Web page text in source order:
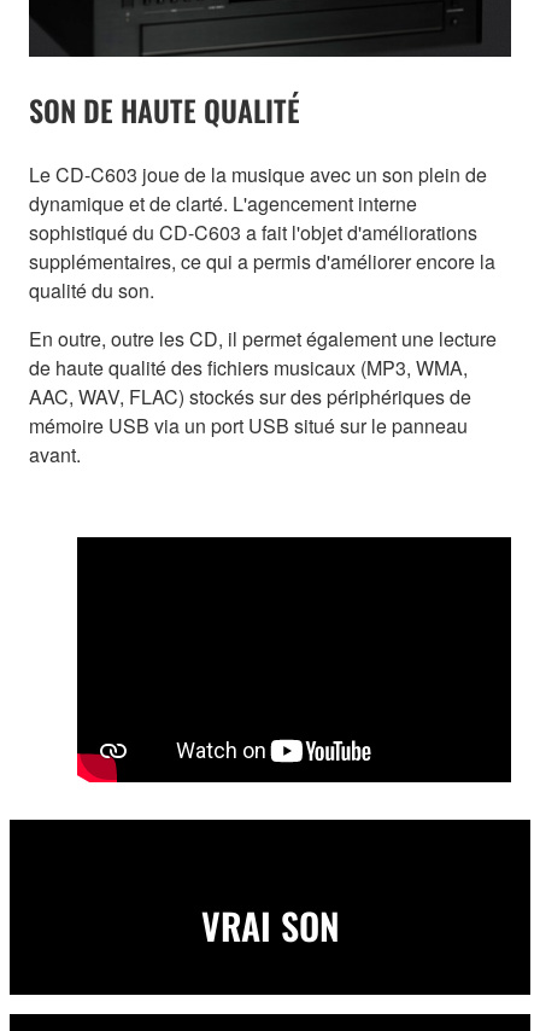
SON DE HAUTE QUALITÉ
Le CD-C603 joue de la musique avec un son plein de
dynamique et de clarté. L'agencement interne
sophistiqué du CD-C603 a fait l'objet d'améliorations
supplémentaires, ce qui a permis d'améliorer encore la
qualité du son.
En outre, outre les CD, il permet également une lecture
de haute qualité des fichiers musicaux (MP3, WMA,
AAC, WAV, FLAC) stockés sur des périphériques de
mémoire USB via un port USB situé sur le panneau
avant.
VRAI SON